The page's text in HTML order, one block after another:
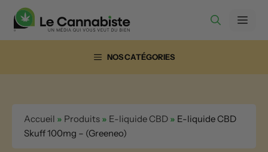
Aller
contenu
NOS CATÉGORIES
Accueil » Produits » E-liquide CBD » E-liquide CBD
Skuff 100mg – (Greeneo)